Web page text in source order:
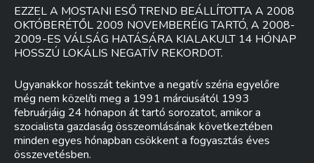
EZZEL A MOSTANI ESŐ TREND BEÁLLÍTOTTA A 2008
OKTÓBERÉTŐL 2009 NOVEMBERÉIG TARTÓ, A 2008-
2009-ES VÁLSÁG HATÁSÁRA KIALAKULT 14 HÓNAP
HOSSZÚ LOKÁLIS NEGATÍV REKORDOT.
Ugyanakkor hosszát tekintve a negatív széria egyelőre
még nem közelíti meg a 1991 márciusától 1993
februárjáig 24 hónapon át tartó sorozatot, amikor a
szocialista gazdaság összeomlásának következtében
minden egyes hónapban csökkent a fogyasztás éves
összevetésben.